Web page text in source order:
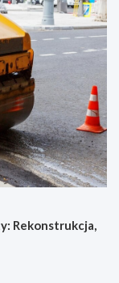
Rekonstrukcja,